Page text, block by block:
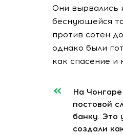
Они вырвались
беснующейся
против сотен
однако были
как спасение и
На
постовой
банку. Это
создали